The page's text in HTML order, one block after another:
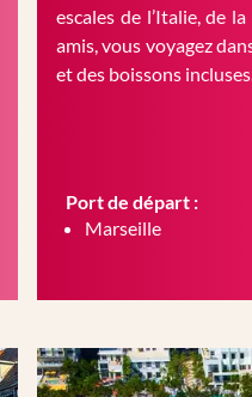
escales de l’Italie, de
amis, vous voyagez
et des boissons
Port de départ :
Marseille